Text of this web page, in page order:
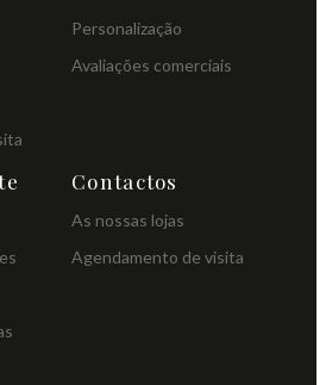
Personalização
Avaliações comerciais
Contactos
As nossas lojas
Agendamento de visita